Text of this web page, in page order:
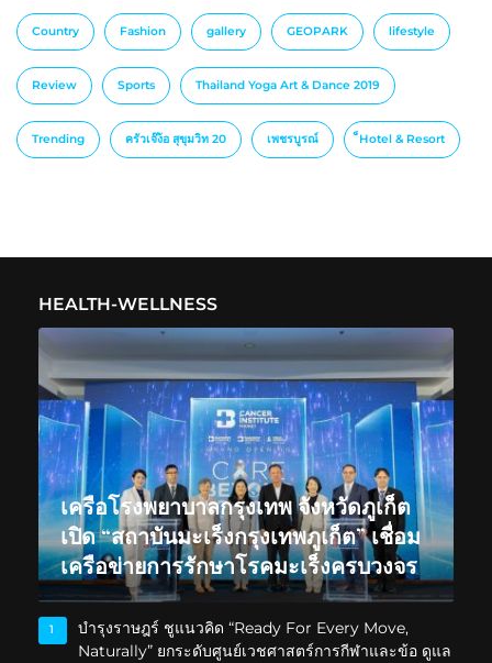
Country Fashion gallery GEOPARK lifestyle
Review Sports Thailand Yoga Art & Dance 2019
Trending ครัวเจ๊ง้อ สุขุมวิท 20 เพชรบูรณ์ ็Hotel & Resort
HEALTH-WELLNESS
เครือโรงพยาบาลกรุงเทพ จังหวัดภูเก็ต
เปิด “สถาบันมะเร็งกรุงเทพภูเก็ต” เชื่อม
เครือข่ายการรักษาโรคมะเร็งครบวงจร
1
บำรุงราษฎร์ ชูแนวคิด “Ready For Every Move,
Naturally” ยกระดับศูนย์เวชศาสตร์การกีฬาและข้อ ดูแล